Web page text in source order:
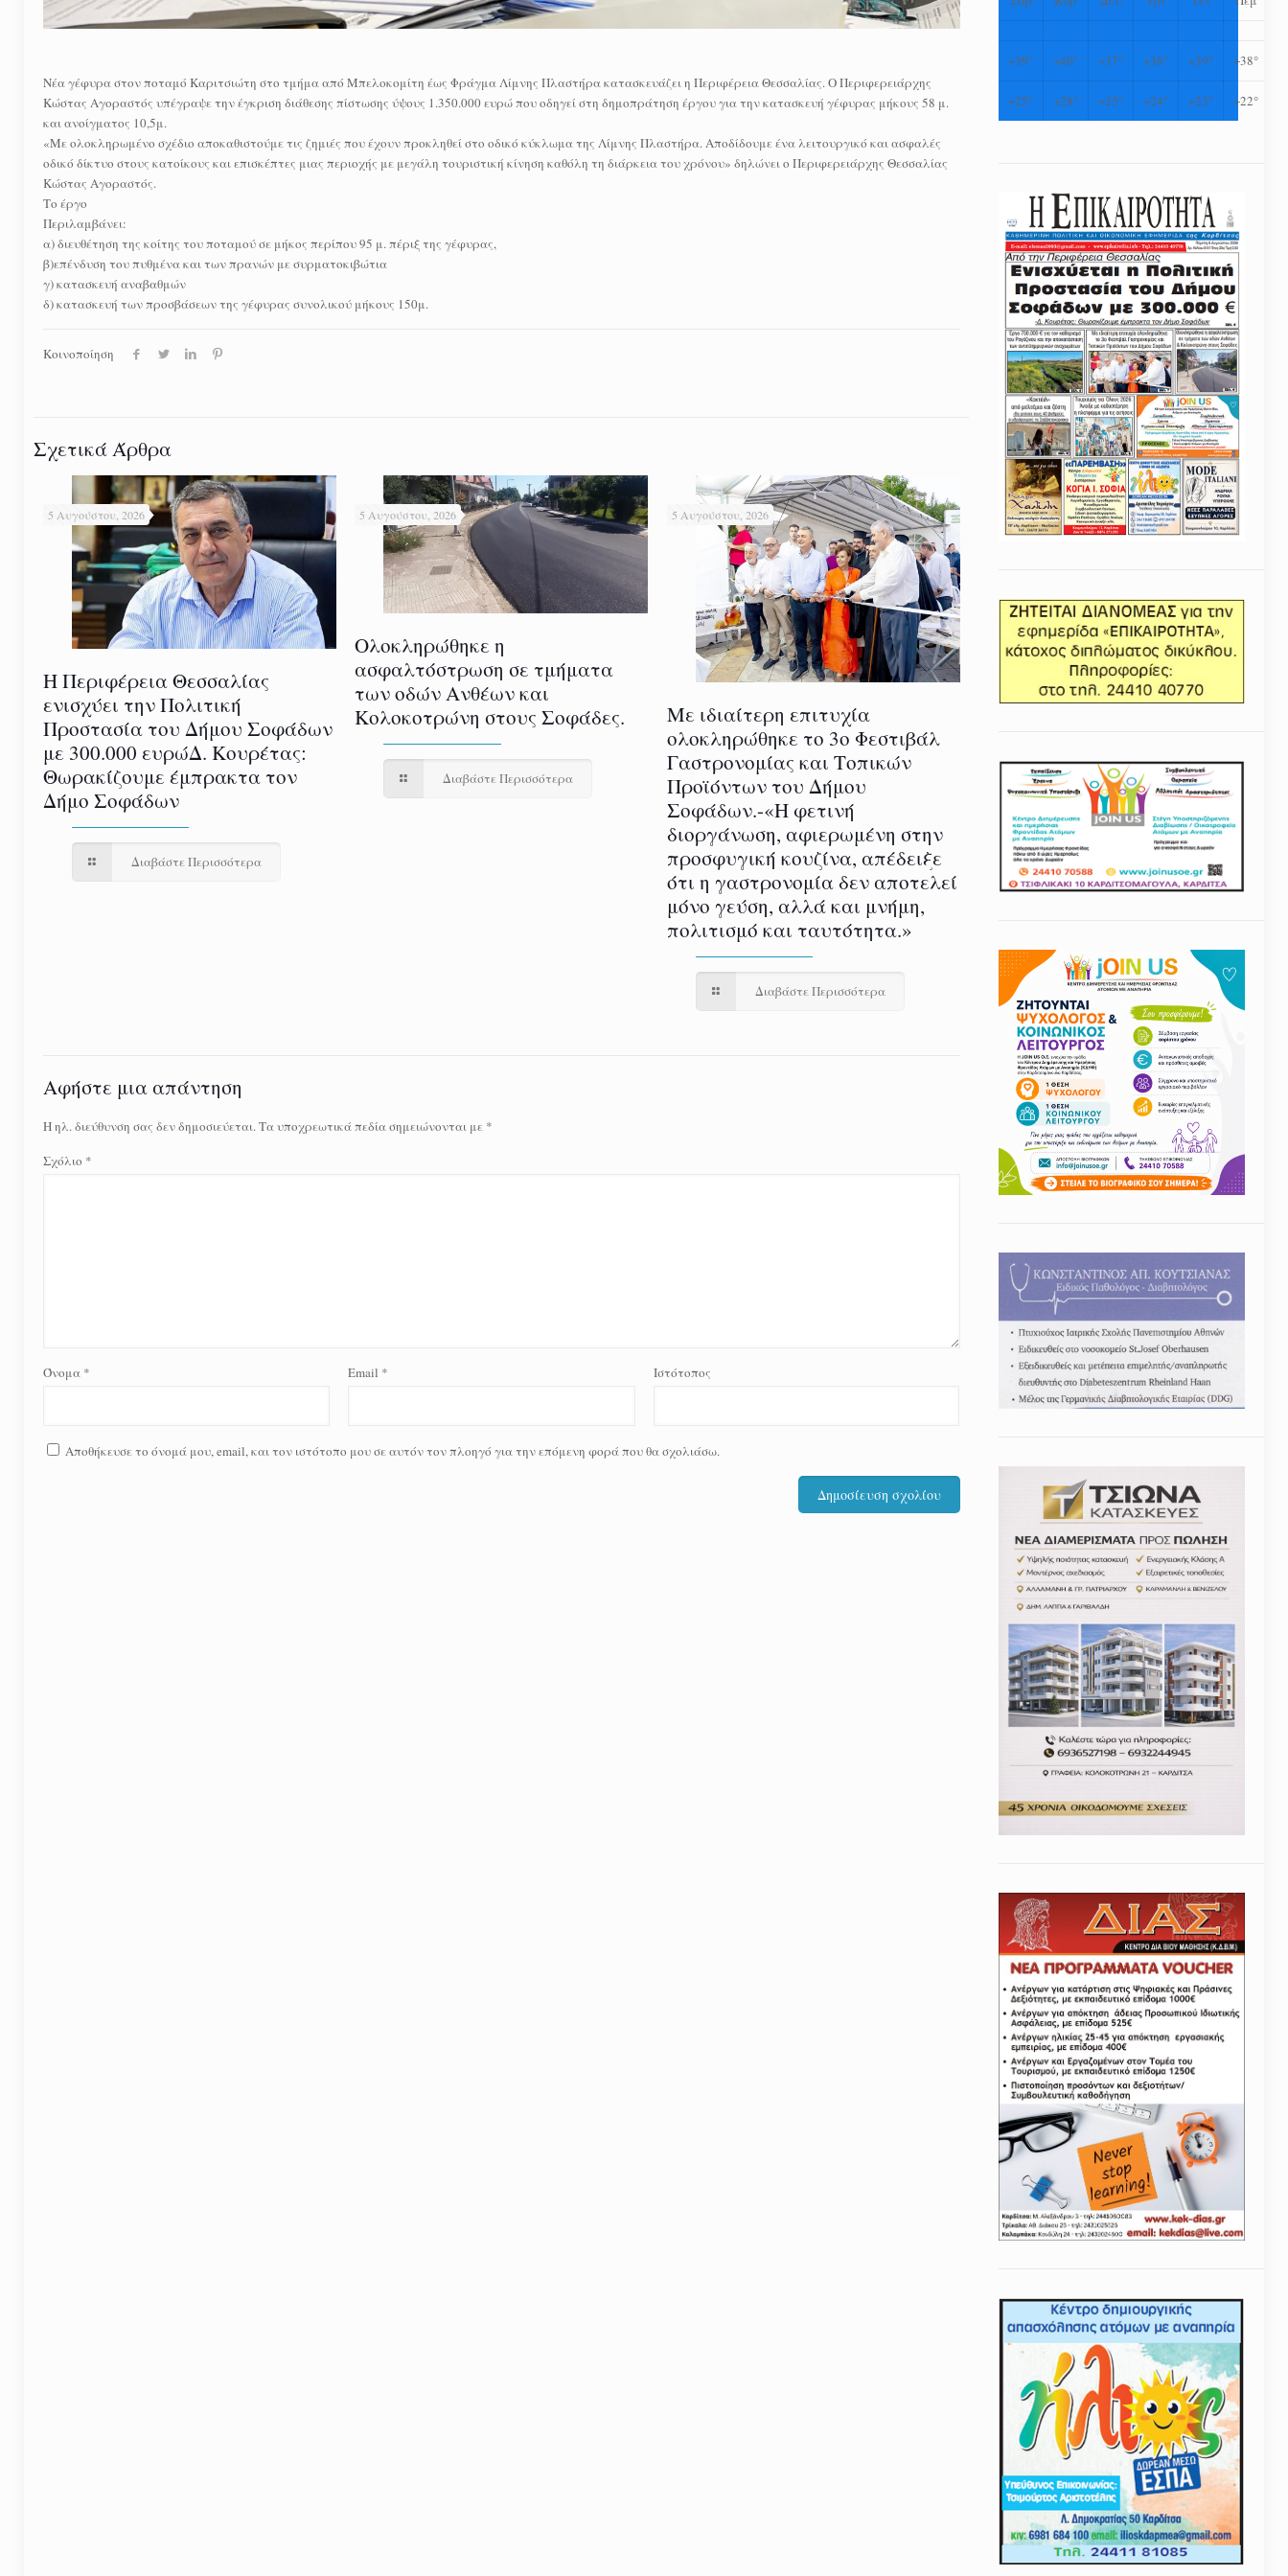
Νέα γέφυρα στον ποταμό Καριτσιώτη στο τμήμα από Μπελοκομίτη έως Φράγμα Λίμνης Πλαστήρα κατασκευάζει η Περιφέρεια Θεσσαλίας. Ο Περιφερειάρχης
Κώστας Αγοραστός υπέγραψε την έγκριση διάθεσης πίστωσης ύψους 1.350.000 ευρώ που οδηγεί στη δημοπράτηση έργου για την κατασκευή γέφυρας μήκους 58 μ.
και ανοίγματος 10,5μ.
«Με ολοκληρωμένο σχέδιο αποκαθιστούμε τις ζημιές που έχουν προκληθεί στο οδικό κύκλωμα της Λίμνης Πλαστήρα. Αποδίδουμε ένα λειτουργικό και ασφαλές
οδικό δίκτυο στους κατοίκους και επισκέπτες μιας περιοχής με μεγάλη τουριστική κίνηση καθόλη τη διάρκεια του χρόνου» δηλώνει ο Περιφερειάρχης Θεσσαλίας
Κώστας Αγοραστός.
Το έργο
Περιλαμβάνει:
α) διευθέτηση της κοίτης του ποταμού σε μήκος περίπου 95 μ. πέριξ της γέφυρας,
β)επένδυση του πυθμένα και των πρανών με συρματοκιβώτια
γ) κατασκευή αναβαθμών
δ) κατασκευή των προσβάσεων της γέφυρας συνολικού μήκους 150μ.
Κοινοποίηση
Σχετικά Άρθρα
5 Αυγούστου, 2026
Η Περιφέρεια Θεσσαλίας
ενισχύει την Πολιτική
Προστασία του Δήμου Σοφάδων
με 300.000 ευρώΔ. Κουρέτας:
Θωρακίζουμε έμπρακτα τον
Δήμο Σοφάδων
Διαβάστε Περισσότερα
5 Αυγούστου, 2026
Ολοκληρώθηκε η
ασφαλτόστρωση σε τμήματα
των οδών Ανθέων και
Κολοκοτρώνη στους Σοφάδες.
Διαβάστε Περισσότερα
5 Αυγούστου, 2026
Με ιδιαίτερη επιτυχία
ολοκληρώθηκε το 3ο Φεστιβάλ
Γαστρονομίας και Τοπικών
Προϊόντων του Δήμου
Σοφάδων.-«Η φετινή
διοργάνωση, αφιερωμένη στην
προσφυγική κουζίνα, απέδειξε
ότι η γαστρονομία δεν αποτελεί
μόνο γεύση, αλλά και μνήμη,
πολιτισμό και ταυτότητα.»
Διαβάστε Περισσότερα
Αφήστε μια απάντηση
Η ηλ. διεύθυνση σας δεν δημοσιεύεται.Τα υποχρεωτικά πεδία σημειώνονται με *
Σχόλιο *
Όνομα * Email * Ιστότοπος
Αποθήκευσε το όνομά μου, email, και τον ιστότοπο μου σε αυτόν τον πλοηγό για την επόμενη φορά που θα σχολιάσω.
+39° +40° +37° +38° +39° +38°
+25° +28° +25° +24° +23° +22°